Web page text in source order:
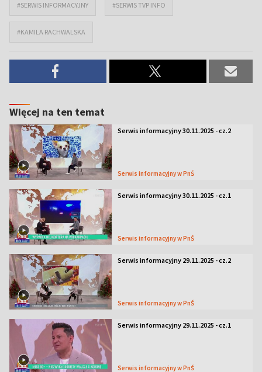
#SERWIS INFORMACYJNY #SERWIS TVP INFO
#KAMILA RACHWALSKA
Więcej na ten temat
Serwis informacyjny 30.11.2025 - cz.2
Serwis informacyjny w PnŚ
Serwis informacyjny 30.11.2025 - cz.1
Serwis informacyjny w PnŚ
Serwis informacyjny 29.11.2025 - cz.2
Serwis informacyjny w PnŚ
Serwis informacyjny 29.11.2025 - cz.1
Serwis informacyjny w PnŚ